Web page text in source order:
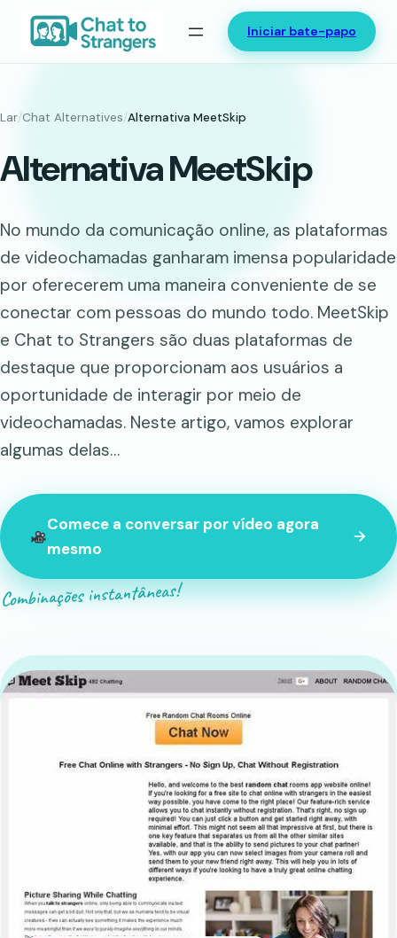
Saltar
Iniciar bate-papo
Lar/Chat Alternatives/Alternativa MeetSkip
Alternativa MeetSkip
No mundo da comunicação online, as plataformas
de videochamadas ganharam imensa popularidade
por oferecerem uma maneira conveniente de se
conectar com pessoas do mundo todo. MeetSkip
e Chat to Strangers são duas plataformas de
destaque que proporcionam aos usuários a
oportunidade de interagir por meio de
videochamadas. Neste artigo, vamos explorar
algumas delas…
Comece a conversar por vídeo agora
mesmo
Combinações instantâneas!